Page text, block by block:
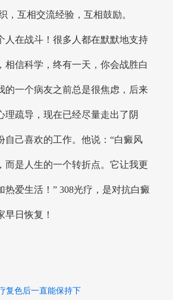
，互相交流经验，互相鼓励。
人在战斗！很多人都在默默地支持
相信科学，终有一天，你会战胜白
的一个病友之前总是很焦虑，后来
理疏导，现在已经尽量走出了阴
自己喜欢的工作。他说：“白癜风
而是人生的一个转折点。它让我更
热爱生活！” 308光疗，是对抗白癜
早日恢复！
复色后一直能保持下